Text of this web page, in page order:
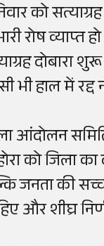
को
रोष व्याप्त
दोबारा
भी हाल में रद्द
आंदोलन
को जिला
जनता की
और शीघ्र